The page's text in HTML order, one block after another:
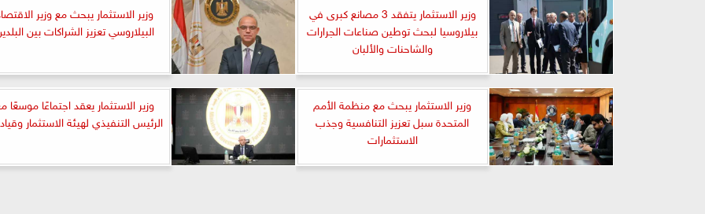
وزير الاستثمار يتفقد 3 مصانع كبرى في
بيلاروسيا لبحث توطين صناعات الجرارات
والشاحنات والألبان
وزير الاستثمار يبحث مع وزير
البيلاروسي تعزيز الشراكات بين
وزير الاستثمار يبحث مع منظمة الأمم
المتحدة سبل تعزيز التنافسية وجذب
الاستثمارات
وزير الاستثمار يعقد اجتماعًا موسعًا
الرئيس التنفيذي لهيئة الاستثمار